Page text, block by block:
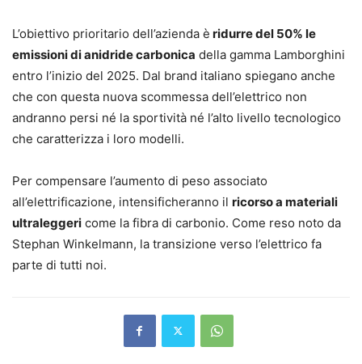
L’obiettivo prioritario dell’azienda è ridurre del 50% le
emissioni di anidride carbonica della gamma Lamborghini
entro l’inizio del 2025. Dal brand italiano spiegano anche
che con questa nuova scommessa dell’elettrico non
andranno persi né la sportività né l’alto livello tecnologico
che caratterizza i loro modelli.
Per compensare l’aumento di peso associato
all’elettrificazione, intensificheranno il ricorso a materiali
ultraleggeri come la fibra di carbonio. Come reso noto da
Stephan Winkelmann, la transizione verso l’elettrico fa
parte di tutti noi.